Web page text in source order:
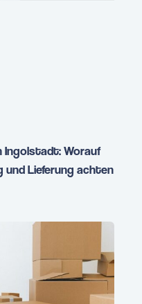
Ingolstadt: Worauf
und Lieferung achten